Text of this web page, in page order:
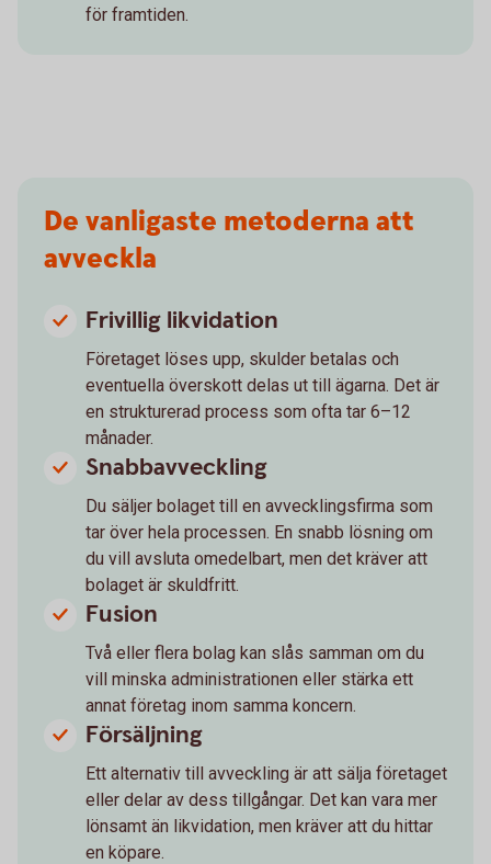
för framtiden.
De vanligaste metoderna att
avveckla
Frivillig likvidation
Företaget löses upp, skulder betalas och
eventuella överskott delas ut till ägarna. Det är
en strukturerad process som ofta tar 6–12
månader.
Snabbavveckling
Du säljer bolaget till en avvecklingsfirma som
tar över hela processen. En snabb lösning om
du vill avsluta omedelbart, men det kräver att
bolaget är skuldfritt.
Fusion
Två eller flera bolag kan slås samman om du
vill minska administrationen eller stärka ett
annat företag inom samma koncern.
Försäljning
Ett alternativ till avveckling är att sälja företaget
eller delar av dess tillgångar. Det kan vara mer
lönsamt än likvidation, men kräver att du hittar
en köpare.